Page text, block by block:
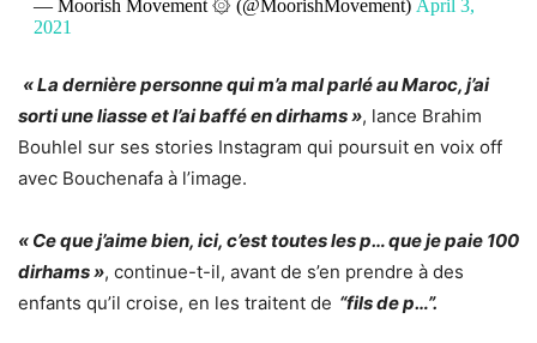
— Moorish Movement ۞ (@MoorishMovement) April 3,
2021
« La dernière personne qui m’a mal parlé au Maroc, j’ai
sorti une liasse et l’ai baffé en dirhams », lance Brahim
Bouhlel sur ses stories Instagram qui poursuit en voix off
avec Bouchenafa à l’image.
« Ce que j’aime bien, ici, c’est toutes les p… que je paie 100
dirhams », continue-t-il, avant de s’en prendre à des
enfants qu’il croise, en les traitent de “fils de p…”.